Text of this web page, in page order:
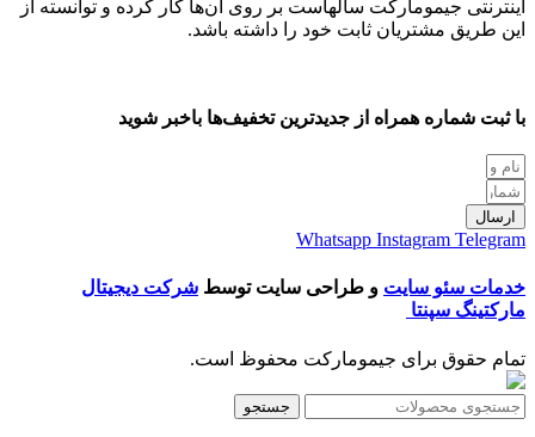
اینترنتی جیمومارکت سالهاست بر روی آن‌ها کار کرده و توانسته از
این طریق مشتریان ثابت خود را داشته باشد.
با ثبت شماره همراه از جدید‌ترین تخفیف‌ها با‌خبر شوید
ارسال
Whatsapp Instagram Telegram
خدمات سئو سایت و طراحی سایت توسط شرکت دیجیتال
مارکتینگ سپنتا
تمام حقوق برای جیمومارکت محفوظ است.
جستجو